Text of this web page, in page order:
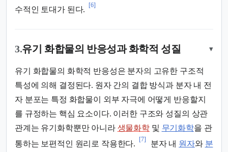
수적인 토대가 된다.
[6]
3.유기 화합물의 반응성과 화학적 성질 ▾
유기 화합물의 화학적 반응성은 분자의 고유한 구조적
특성에 의해 결정된다. 원자 간의 결합 방식과 분자 내 전
자 분포는 특정 화합물이 외부 자극에 어떻게 반응할지
를 규정하는 핵심 요소이다. 이러한 구조와 성질의 상관
관계는 유기화학뿐만 아니라 생물화학및 무기화학을 관
통하는 보편적인 원리로 작용한다.
[7]
분자 내 원자와 분